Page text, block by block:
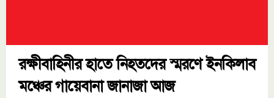
রক্ষীবাহিনীর হাতে নিহতদের স্মরণে ইনকিলাব
মঞ্চের গায়েবানা জানাজা আজ